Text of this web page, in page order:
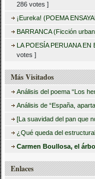
286 votes ]
¡Eureka! (POEMA
BARRANCA (Ficción
LA POESÍA PERUANA
votes ]
Más Visitados
Análisis del poema “Los
Análisis de “España,
[La suavidad del pan que
¿Qué queda del
Carmen Boullosa, el
Enlaces